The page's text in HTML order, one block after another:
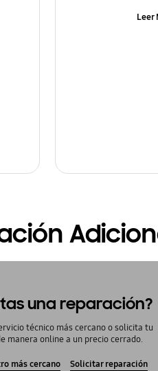
Leer
una reparación?
técnico más cercano o solicita tu
manera online a un precio cerrado.
más cercano Solicitar reparación